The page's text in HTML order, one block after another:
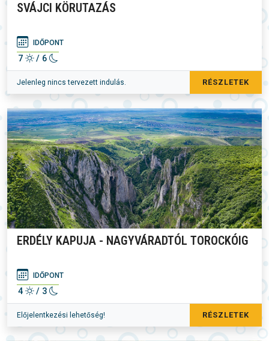
SVÁJCI KÖRUTAZÁS
IDŐPONT
7 / 6
Jelenleg nincs tervezett indulás. RÉSZLETEK
ERDÉLY KAPUJA - NAGYVÁRADTÓL TOROCKÓIG
IDŐPONT
4 / 3
Előjelentkezési lehetőség! RÉSZLETEK